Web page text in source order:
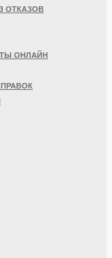
ОТКАЗОВ
ОНЛАЙН